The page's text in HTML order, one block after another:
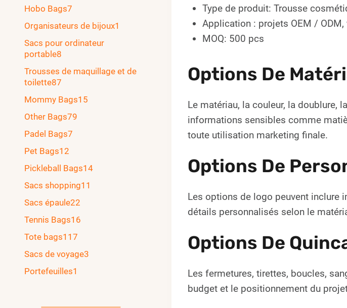
Type de produit: Trousse
Application : projets OEM /
MOQ: 500 pcs
Options De
Le matériau, la couleur, la doublure,
informations sensibles comme
toute utilisation marketing finale.
Options De
Les options de logo peuvent inclure
détails personnalisés selon le
Options De
Les fermetures, tirettes, boucles,
budget et le positionnement du
Hobo Bags7
Organisateurs de bijoux1
Sacs pour ordinateur
portable8
Trousses de maquillage et de
toilette87
Mommy Bags15
Other Bags79
Padel Bags7
Pet Bags12
Pickleball Bags14
Sacs shopping11
Sacs épaule22
Tennis Bags16
Tote bags117
Sacs de voyage3
Portefeuilles1